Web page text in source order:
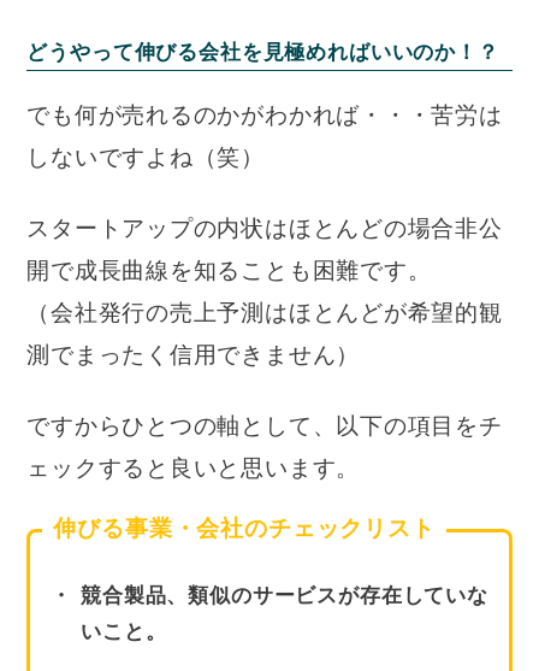
どうやって伸びる会社を見極めればいいのか！？
でも何が売れるのかがわかれば・・・苦労は
しないですよね（笑）
スタートアップの内状はほとんどの場合非公
開で成長曲線を知ることも困難です。
（会社発行の売上予測はほとんどが希望的観
測でまったく信用できません）
ですからひとつの軸として、以下の項目をチ
ェックすると良いと思います。
伸びる事業・会社のチェックリスト
競合製品、類似のサービスが存在していな
いこと。